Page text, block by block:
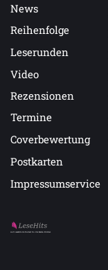
News
Reihenfolge
Leserunden
Video
Rezensionen
Termine
Coverbewertung
Postkarten
Impressumservice
Auf LeseHits.de findest Du die besten Bücher.